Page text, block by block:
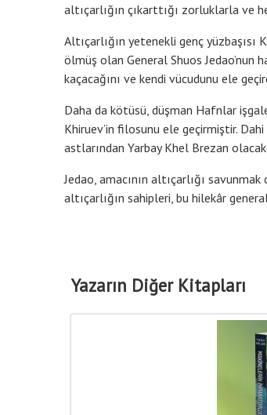
altıçarlığın çıkarttığı zorluklarla ve
Altıçarlığın yetenekli genç yüzbaşısı
ölmüş olan General Shuos Jedao’nun
kaçacağını ve kendi vücudunu ele
Daha da kötüsü, düşman Hafnlar
Khiruev’in filosunu ele geçirmiştir.
astlarından Yarbay Khel Brezan
Jedao, amacının altıçarlığı
altıçarlığın sahipleri, bu hilekâr
Yazarın Diğer Kitapları